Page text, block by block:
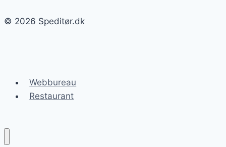
© 2026 Speditør.dk
Webbureau
Restaurant